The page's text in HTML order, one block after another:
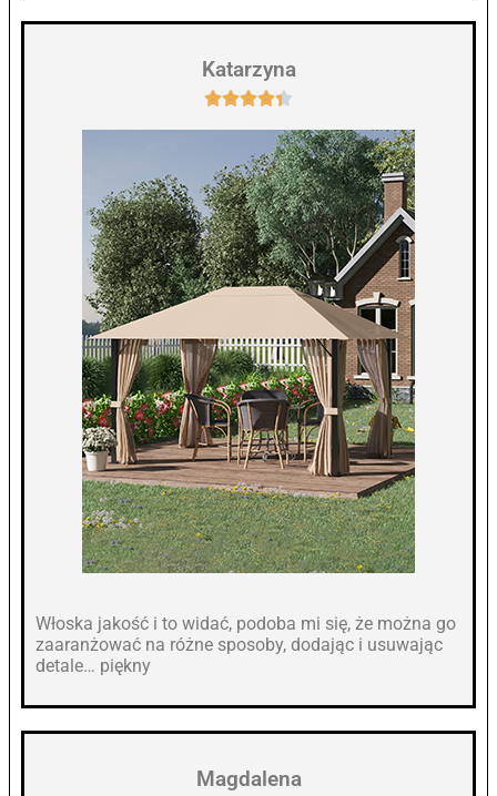
Katarzyna

Włoska jakość i to widać, podoba mi się, że można go
zaaranżować na różne sposoby, dodając i usuwając
detale… piękny
Magdalena